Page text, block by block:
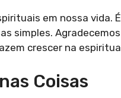
em nossa
simples.
crescer na
Coisas